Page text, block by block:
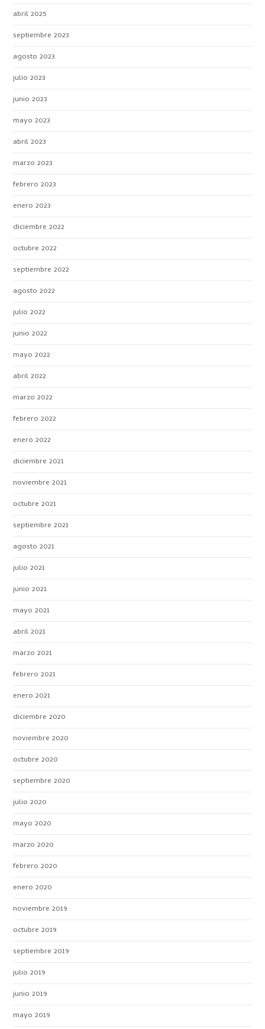
abril 2025
septiembre 2023
agosto 2023
julio 2023
junio 2023
mayo 2023
abril 2023
marzo 2023
febrero 2023
enero 2023
diciembre 2022
octubre 2022
septiembre 2022
agosto 2022
julio 2022
junio 2022
mayo 2022
abril 2022
marzo 2022
febrero 2022
enero 2022
diciembre 2021
noviembre 2021
octubre 2021
septiembre 2021
agosto 2021
julio 2021
junio 2021
mayo 2021
abril 2021
marzo 2021
febrero 2021
enero 2021
diciembre 2020
noviembre 2020
octubre 2020
septiembre 2020
julio 2020
mayo 2020
marzo 2020
febrero 2020
enero 2020
noviembre 2019
octubre 2019
septiembre 2019
julio 2019
junio 2019
mayo 2019